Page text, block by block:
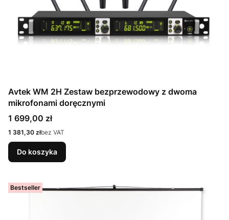
Avtek WM 2H Zestaw bezprzewodowy z dwoma
mikrofonami doręcznymi
Cena
1 699,00 zł
Cena
1 381,30 złbez VAT
Do koszyka
Bestseller